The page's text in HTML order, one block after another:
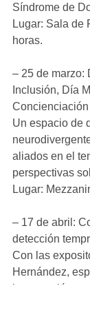
Síndrome de
Lugar: Sala de
horas.
– 25 de marzo:
Inclusión, Día
Un espacio de
aliados en el
perspectivas
Lugar:
– 17 de abril:
detección
Con las
Hernández,
intervención